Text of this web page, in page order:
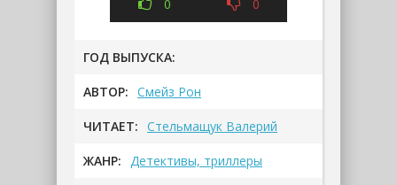
0 0
ГОД ВЫПУСКА:
АВТОР: Смейз Рон
ЧИТАЕТ: Стельмащук Валерий
ЖАНР: Детективы, триллеры